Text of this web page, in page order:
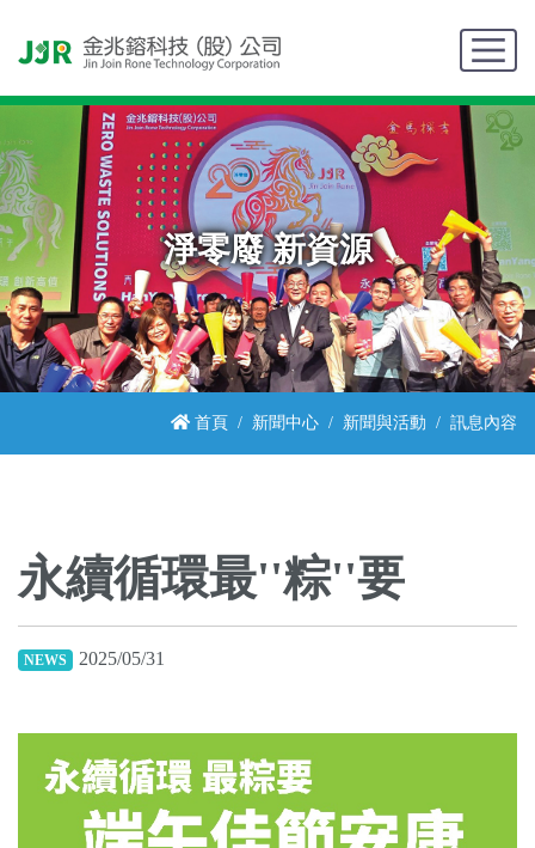
淨零廢 新資源
首頁 新聞中心 新聞與活動 訊息內容
永續循環最''粽''要
NEWS 2025/05/31